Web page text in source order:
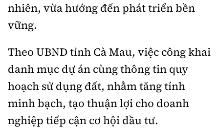
nhiên, vừa hướng đến phát triển bền
vững.
Theo UBND tỉnh Cà Mau, việc công khai
danh mục dự án cùng thông tin quy
hoạch sử dụng đất, nhằm tăng tính
minh bạch, tạo thuận lợi cho doanh
nghiệp tiếp cận cơ hội đầu tư.